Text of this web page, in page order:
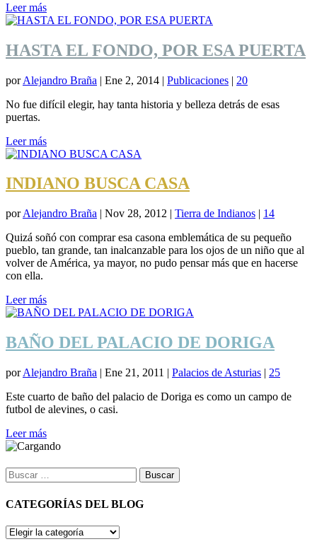
Leer más
HASTA EL FONDO, POR ESA PUERTA
porAlejandro Braña | Ene 2, 2014 | Publicaciones | 20
No fue difícil elegir, hay tanta historia y belleza detrás de esas
puertas.
Leer más
INDIANO BUSCA CASA
porAlejandro Braña | Nov 28, 2012 | Tierra de Indianos | 14
Quizá soñó con comprar esa casona emblemática de su pequeño
pueblo, tan grande, tan inalcanzable para los ojos de un niño que al
volver de América, ya mayor, no pudo pensar más que en hacerse
con ella.
Leer más
BAÑO DEL PALACIO DE DORIGA
porAlejandro Braña | Ene 21, 2011 | Palacios de Asturias | 25
Este cuarto de baño del palacio de Doriga es como un campo de
futbol de alevines, o casi.
Leer más
Buscar:
CATEGORÍAS DEL BLOG
CATEGORÍAS